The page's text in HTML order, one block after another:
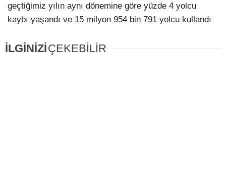
geçtiğimiz yılın aynı dönemine göre yüzde 4 yolcu
kaybı yaşandı ve 15 milyon 954 bin 791 yolcu kullandı
İLGİNİZİÇEKEBİLİR